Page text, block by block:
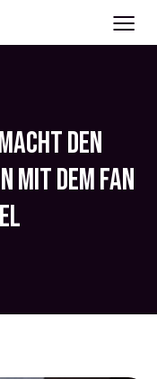
≡
DEN
MIT DEM FAN